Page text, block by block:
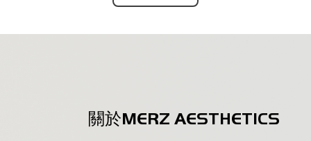
關於MERZ AESTHETICS